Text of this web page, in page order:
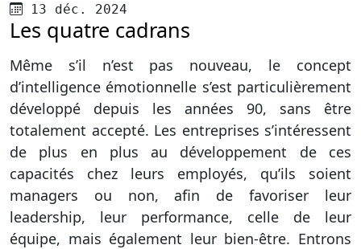
Publié le
13 déc. 2024
Les quatre cadrans
Même s’il n’est pas nouveau, le concept
d’intelligence émotionnelle s’est particulièrement
développé depuis les années 90, sans être
totalement accepté. Les entreprises s’intéressent
de plus en plus au développement de ces
capacités chez leurs employés, qu’ils soient
managers ou non, afin de favoriser leur
leadership, leur performance, celle de leur
équipe, mais également leur bien-être. Entrons